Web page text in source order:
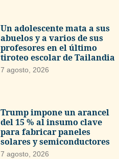
Un adolescente mata a sus
abuelos y a varios de sus
profesores en el último
tiroteo escolar de Tailandia
7 agosto, 2026
Trump impone un arancel
del 15 % al insumo clave
para fabricar paneles
solares y semiconductores
7 agosto, 2026